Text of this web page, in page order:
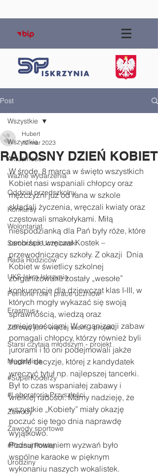
Post
Wszystkie
Aktualności
Ważne wydarzenia
Oddział przedszkolny
Konkursy
Wolontariat
Samorząd Uczniowski
Rada Rodziców
UKS Iskra Iskrzynia
Pełnione role i prace uczniów
Erasmus+
Zdrowo jem, więcej wiem - projekt
Starsi czytają młodszym - projekt
MegaMisja
#SuperKoderzy
#Laboratoria Przyszłości
Zawody
Zawody sportowe
#Poznaj Polskę
Urodziny
Wszystkie
RADOSNY DZIEŃ KOBIET
Hubert
10 mar 2023
W środę, 8 marca w święto wszystkich
Kobiet nasi wspaniali chłopcy oraz
mężczyźni już od rana w szkole
składali życzenia, wręczali kwiaty oraz
częstowali smakołykami. Miłą
niespodzianką dla Pań były róże, które
osobiście wręczał Kostek –
przewodniczący szkoły. Z okazji  Dnia
Kobiet w świetlicy szkolnej
zorganizowane zostały „wesołe”
konkurencje dla dziewcząt klas I-III, w
których mogły wykazać się swoją
sprawnością, wiedzą oraz
umiejętnościami. W organizacji zabaw
pomagali chłopcy, którzy również byli
jurorami i to oni podejmowali jakże
trudne decyzje, której z kandydatek
wręczyć tytuł np. najlepszej tancerki.
Był to czas wspaniałej zabawy i
wielkiej radości. Mamy nadzieję, że
wszystkie „Kobiety” miały okazję
poczuć się tego dnia naprawdę
wyjątkowo.
Podsumowaniem wyzwań było
wspólne karaoke w pięknym
wykonaniu naszych wokalistek.